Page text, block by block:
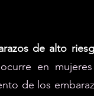
de alto
en
de los